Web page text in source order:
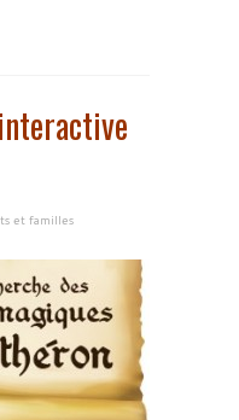
et familles